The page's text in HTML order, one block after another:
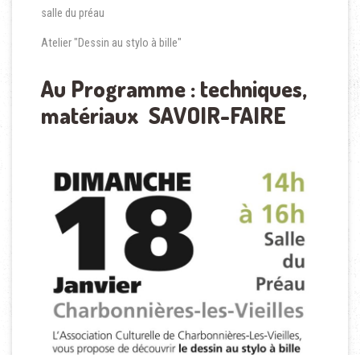
salle du préau
Atelier "Dessin au stylo à bille"
Au Programme : techniques,
matériaux SAVOIR-FAIRE